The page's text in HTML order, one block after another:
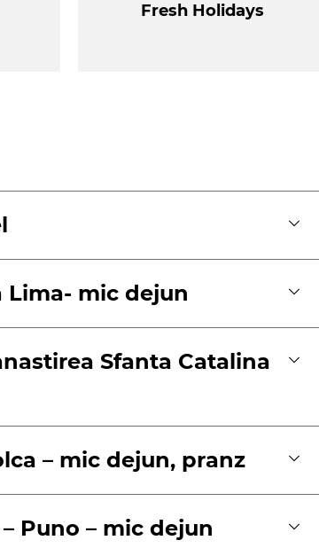
Fresh Holidays
Lima- mic dejun
Sfanta Catalina
– mic dejun, pranz
Puno – mic dejun